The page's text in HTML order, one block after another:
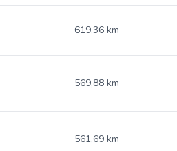
619,36 km
569,88 km
561,69 km